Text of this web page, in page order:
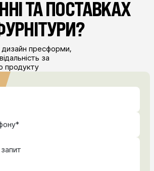
ТА ПОСТАВКАХ
дизайн пресформи,
за
продукту